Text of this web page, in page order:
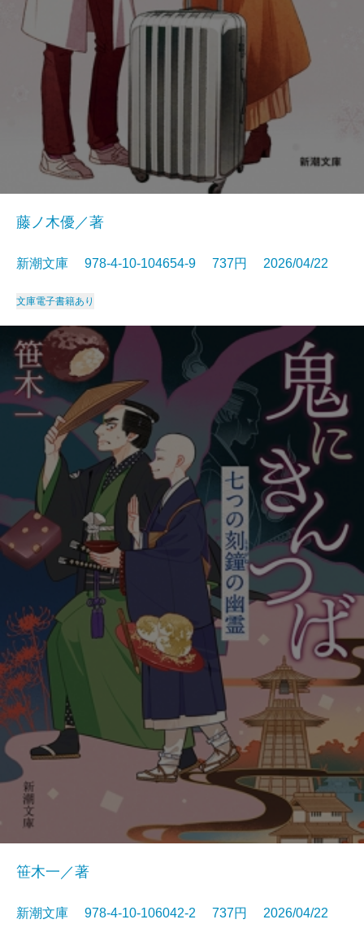
藤ノ木優／著
新潮文庫 978-4-10-104654-9 737円 2026/04/22
文庫電子書籍あり
笹木一／著
新潮文庫 978-4-10-106042-2 737円 2026/04/22